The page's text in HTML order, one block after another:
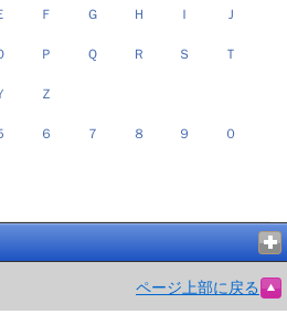
Ｆ Ｇ Ｈ Ｉ Ｊ
Ｐ Ｑ Ｒ Ｓ Ｔ
Ｚ
６ ７ ８ ９ ０
ページ上部に戻る